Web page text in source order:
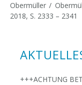
Obermüller /
2018, S. 2333 – 2341
+++ACHTUNG